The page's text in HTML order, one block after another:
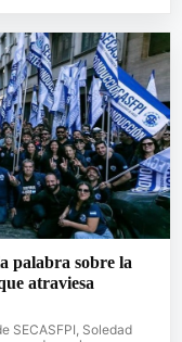
palabra sobre la
atraviesa
SECASFPI, Soledad